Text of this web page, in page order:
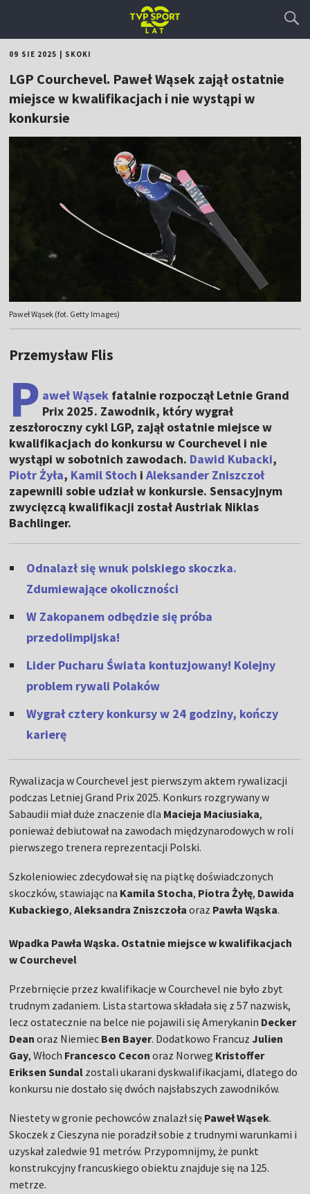
09 SIE 2025 SKOKI
LGP Courchevel. Paweł Wąsek zajął ostatnie
miejsce w kwalifikacjach i nie wystąpi w
konkursie
Paweł Wąsek (fot. Getty Images)
Przemysław Flis
P aweł Wąsek fatalnie rozpoczął Letnie Grand
Prix 2025. Zawodnik, który wygrał
zeszłoroczny cykl LGP, zajął ostatnie miejsce w
kwalifikacjach do konkursu w Courchevel i nie
wystąpi w sobotnich zawodach. Dawid Kubacki,
Piotr Żyła, Kamil Stoch iAleksander Zniszczoł
zapewnili sobie udział w konkursie. Sensacyjnym
zwycięzcą kwalifikacji został Austriak Niklas
Bachlinger.
Odnalazł się wnuk polskiego skoczka.
Zdumiewające okoliczności
W Zakopanem odbędzie się próba
przedolimpijska!
Lider Pucharu Świata kontuzjowany! Kolejny
problem rywali Polaków
Wygrał cztery konkursy w 24 godziny, kończy
karierę
Rywalizacja w Courchevel jest pierwszym aktem rywalizacji
podczas Letniej Grand Prix 2025. Konkurs rozgrywany w
Sabaudii miał duże znaczenie dla Macieja Maciusiaka,
ponieważ debiutował na zawodach międzynarodowych w roli
pierwszego trenera reprezentacji Polski.
Szkoleniowiec zdecydował się na piątkę doświadczonych
skoczków, stawiając na Kamila Stocha, Piotra Żyłę, Dawida
Kubackiego,Aleksandra Zniszczoła oraz Pawła Wąska.
Wpadka Pawła Wąska. Ostatnie miejsce w kwalifikacjach
w Courchevel
Przebrnięcie przez kwalifikacje w Courchevel nie było zbyt
trudnym zadaniem. Lista startowa składała się z 57 nazwisk,
lecz ostatecznie na belce nie pojawili się Amerykanin Decker
Deanoraz Niemiec Ben Bayer. Dodatkowo Francuz Julien
Gay, Włoch Francesco Ceconoraz Norweg Kristoffer
Eriksen Sundal zostali ukarani dyskwalifikacjami, dlatego do
konkursu nie dostało się dwóch najsłabszych zawodników.
Niestety w gronie pechowców znalazł się Paweł Wąsek.
Skoczek z Cieszyna nie poradził sobie z trudnymi warunkami i
uzyskał zaledwie 91 metrów. Przypomnijmy, że punkt
konstrukcyjny francuskiego obiektu znajduje się na 125.
metrze.